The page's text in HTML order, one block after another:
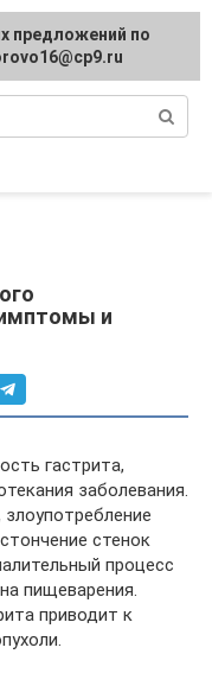
и
гастрита,
заболевания.
стенок
процесс
пищеварения.
приводит к
предложений по
protected]
предложений по